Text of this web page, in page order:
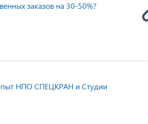
заказов на 30-50%?
НПО СПЕЦКРАН и Студии